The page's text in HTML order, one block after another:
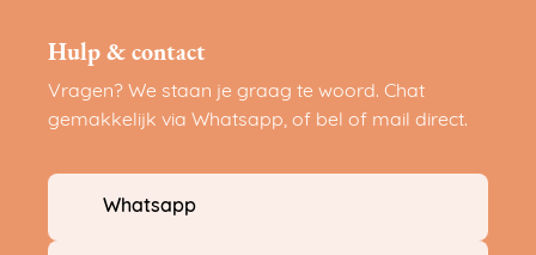
Hulp & contact
Vragen? We staan je graag te woord. Chat
gemakkelijk via Whatsapp, of bel of mail direct.
Whatsapp